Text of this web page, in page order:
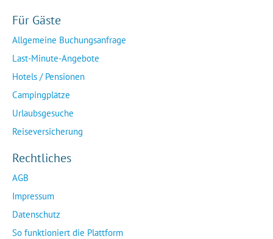
Für Gäste
Allgemeine Buchungsanfrage
Last-Minute-Angebote
Hotels / Pensionen
Campingplätze
Urlaubsgesuche
Reiseversicherung
Rechtliches
AGB
Impressum
Datenschutz
So funktioniert die Plattform